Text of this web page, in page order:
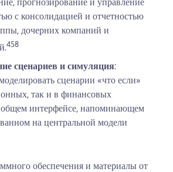
с консолидацией и отчетностью
дочерних компаний и
458
сценариев и симуляция:
сценарии «что если»
так и в финансовых
общем интерфейсе, напоминающем
на центральной модели
обеспечения и материалы от